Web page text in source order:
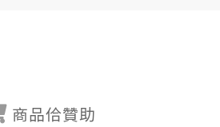
商品佮贊助